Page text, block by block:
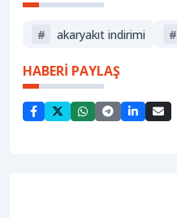
# akaryakıt indirimi #
HABERİ PAYLAŞ